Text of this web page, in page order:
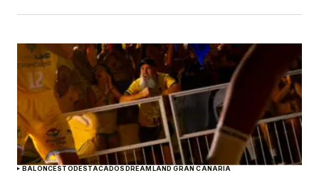
BALONCESTODESTACADOSDREAMLAND GRAN CANARIA